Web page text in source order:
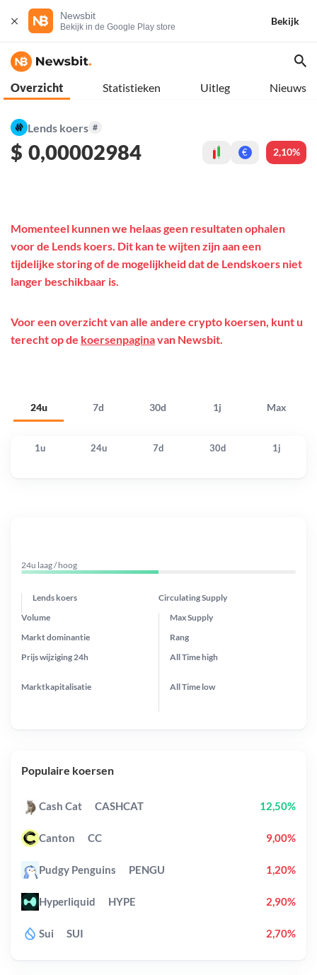
Newsbit
Bekijk in de Google Play store
Bekijk
Overzicht Statistieken Uitleg Nieuws
Lends koers #
$ 0,00002984 € 2,10%
24u 7d 30d 1j Max
Momenteel kunnen we helaas geen resultaten ophalen
voor de Lends koers. Dit kan te wijten zijn aan een
tijdelijke storing of de mogelijkheid dat de Lendskoers niet
langer beschikbaar is.
Voor een overzicht van alle andere crypto koersen, kunt u
terecht op de koersenpaginavan Newsbit.
1u 24u 7d 30d 1j
24u laag / hoog
Lends koers Circulating Supply
Prijs wijziging 24h
Max Supply
Markt dominantie
Marktkapitalisatie
Volume
Rang
All Timehigh
All Time low
Populaire koersen
Cash Cat CASHCAT 12,50%
Canton CC 9,00%
Pudgy Penguins PENGU 1,20%
Hyperliquid HYPE 2,90%
Sui SUI 2,70%